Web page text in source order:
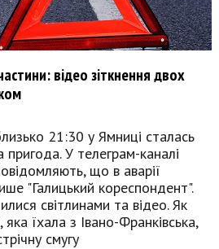
відео зіткнення двох
21:30 у Ямниці сталась
У телеграм-каналі
що в аварії
"Галицький кореспондент".
світлинами та відео. Як
яка їхала з Івано-Франківська,
смугу